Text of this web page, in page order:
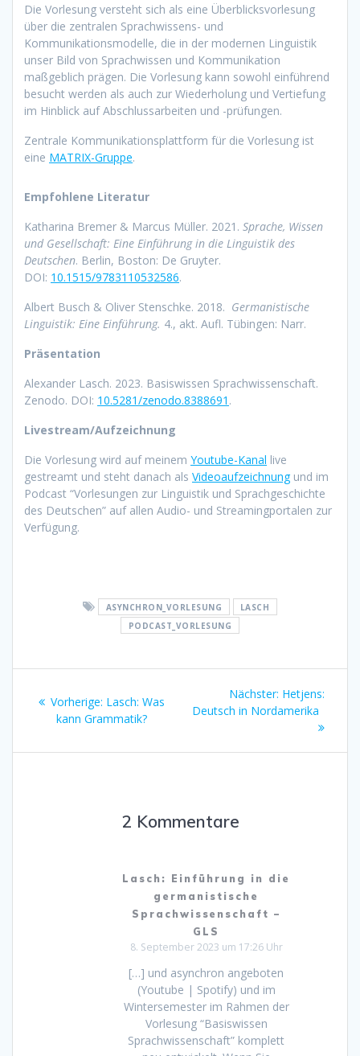
Die Vorlesung versteht sich als eine Überblicksvorlesung
über die zentralen Sprachwissens- und
Kommunikationsmodelle, die in der modernen Linguistik
unser Bild von Sprachwissen und Kommunikation
maßgeblich prägen. Die Vorlesung kann sowohl einführend
besucht werden als auch zur Wiederholung und Vertiefung
im Hinblick auf Abschlussarbeiten und -prüfungen.
Zentrale Kommunikationsplattform für die Vorlesung ist
eine MATRIX-Gruppe.
Empfohlene Literatur
Katharina Bremer & Marcus Müller. 2021. Sprache, Wissen
und Gesellschaft: Eine Einführung in die Linguistik des
Deutschen. Berlin, Boston: De Gruyter.
DOI: 10.1515/9783110532586.
Albert Busch & Oliver Stenschke. 2018. Germanistische
Linguistik: Eine Einführung. 4., akt. Aufl. Tübingen: Narr.
Präsentation
Alexander Lasch. 2023. Basiswissen Sprachwissenschaft.
Zenodo. DOI: 10.5281/zenodo.8388691 .
Livestream/Aufzeichnung
Die Vorlesung wird auf meinem Youtube-Kanal live
gestreamt und steht danach als Videoaufzeichnungund im
Podcast “Vorlesungen zur Linguistik und Sprachgeschichte
des Deutschen” auf allen Audio- und Streamingportalen zur
Verfügung.
ASYNCHRON_VORLESUNG
LASCH
PODCAST_VORLESUNG
Beitragsnavigation
Vorherige: Vorheriger
Beitrag:
Lasch: Was
kann Grammatik?
Nächster: Nächster
Beitrag:
Hetjens:
Deutsch in Nordamerika
2 Kommentare
Lasch: Einführung in die
germanistische
Sprachwissenschaft –
GLS
8. September 2023 um 17:26 Uhr
[…] und asynchron angeboten
(Youtube | Spotify) und im
Wintersemester im Rahmen der
Vorlesung “Basiswissen
Sprachwissenschaft” komplett